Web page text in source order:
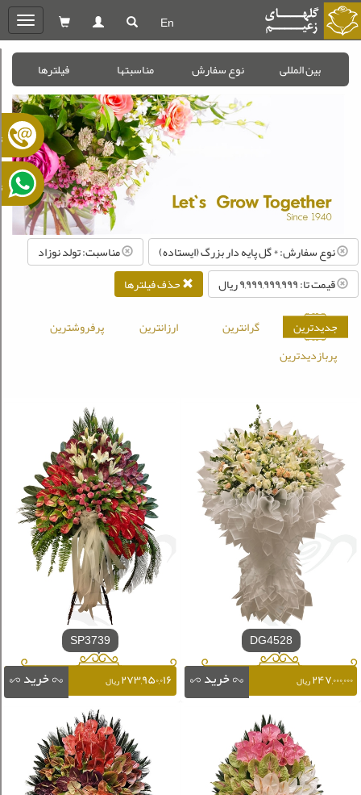
En
بین المللی نوع سفارش مناسبتها فیلترها
نوع سفارش: * گل پایه دار بزرگ (ایستاده)
مناسبت: تولد نوزاد
قیمت تا: ۹,۹۹۹,۹۹۹,۹۹۹ ريال
حذف فیلترها
جدیدترین
گرانترین ارزانترین
پرفروشترین
پربازدیدترین
DG4528
۲۴۷,۰۰۰,۰۰۰ریال
SP3739
۲۷۳,۹۵۰,۰۱۶ریال